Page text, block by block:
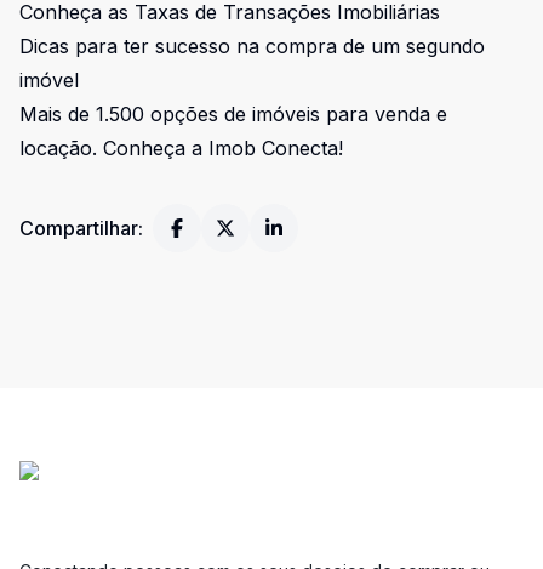
Conheça as Taxas de Transações Imobiliárias
Dicas para ter sucesso na compra de um segundo
imóvel
Mais de 1.500 opções de imóveis para venda e
locação. Conheça a Imob Conecta!
Compartilhar: